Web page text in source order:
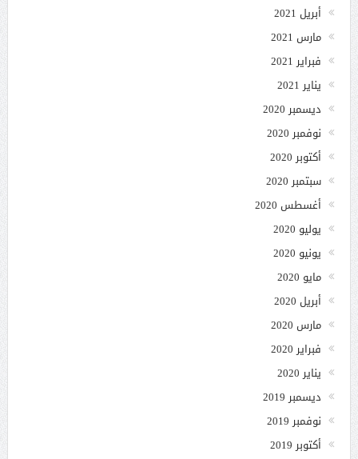
أبريل 2021
مارس 2021
فبراير 2021
يناير 2021
ديسمبر 2020
نوفمبر 2020
أكتوبر 2020
سبتمبر 2020
أغسطس 2020
يوليو 2020
يونيو 2020
مايو 2020
أبريل 2020
مارس 2020
فبراير 2020
يناير 2020
ديسمبر 2019
نوفمبر 2019
أكتوبر 2019